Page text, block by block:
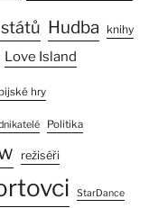
Hudba knihy
Love Island
hry
Politika
režiséři
StarDance